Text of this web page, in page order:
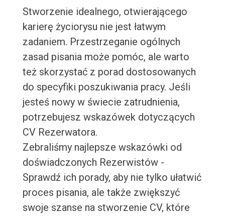
Stworzenie idealnego, otwierającego
karierę życiorysu nie jest łatwym
zadaniem. Przestrzeganie ogólnych
zasad pisania może pomóc, ale warto
też skorzystać z porad dostosowanych
do specyfiki poszukiwania pracy. Jeśli
jesteś nowy w świecie zatrudnienia,
potrzebujesz wskazówek dotyczących
CV Rezerwatora.
Zebraliśmy najlepsze wskazówki od
doświadczonych Rezerwistów -
Sprawdź ich porady, aby nie tylko ułatwić
proces pisania, ale także zwiększyć
swoje szanse na stworzenie CV, które